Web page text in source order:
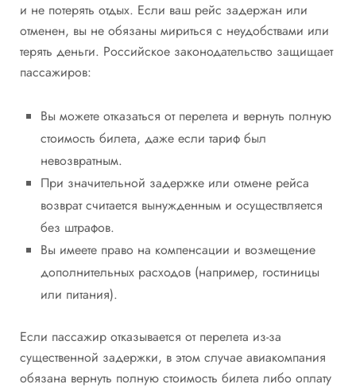
и не потерять отдых. Если ваш рейс задержан или
отменен, вы не обязаны мириться с неудобствами или
терять деньги. Российское законодательство защищает
пассажиров:
Вы можете отказаться от перелета и вернуть полную
стоимость билета, даже если тариф был
невозвратным.
При значительной задержке или отмене рейса
возврат считается вынужденным и осуществляется
без штрафов.
Вы имеете право на компенсации и возмещение
дополнительных расходов (например, гостиницы
или питания).
Если пассажир отказывается от перелета из-за
существенной задержки, в этом случае авиакомпания
обязана вернуть полную стоимость билета либо оплату